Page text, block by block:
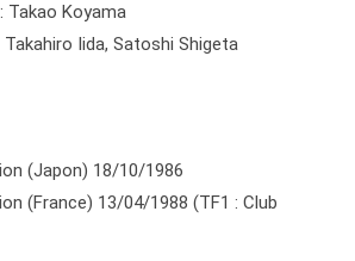
Takao Koyama
Iida, Satoshi Shigeta
(Japon) 18/10/1986
(France) 13/04/1988 (TF1 : Club